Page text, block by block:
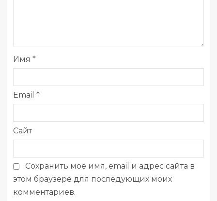
Имя *
Email *
Сайт
Сохранить моё имя, email и адрес сайта в
этом браузере для последующих моих
комментариев.